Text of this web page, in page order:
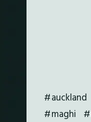
auckland
maghi